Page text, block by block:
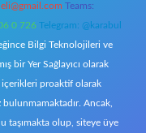
Teams:
0 726 Telegram: @karabul
Bilgi Teknolojileri ve
bir Yer Sağlayıcı olarak
içerikleri proaktif olarak
Ancak,
taşımakta olup, siteye üye